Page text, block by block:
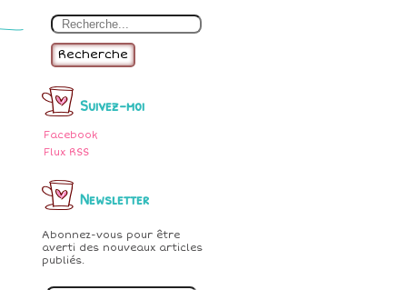
Recherche
Suivez-moi
Facebook
Flux RSS
Newsletter
Abonnez-vous pour être
averti des nouveaux articles
publiés.